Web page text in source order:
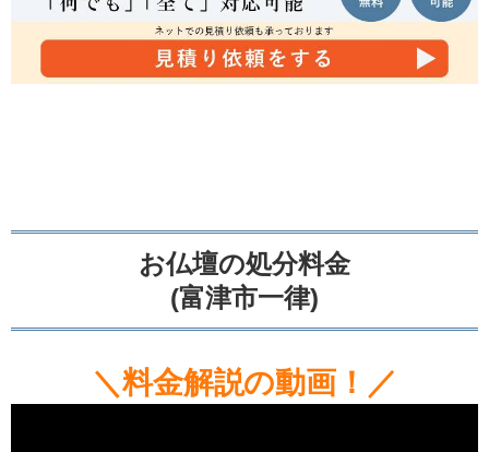
お仏壇の処分料金
(富津市一律)
＼料金解説の動画！／